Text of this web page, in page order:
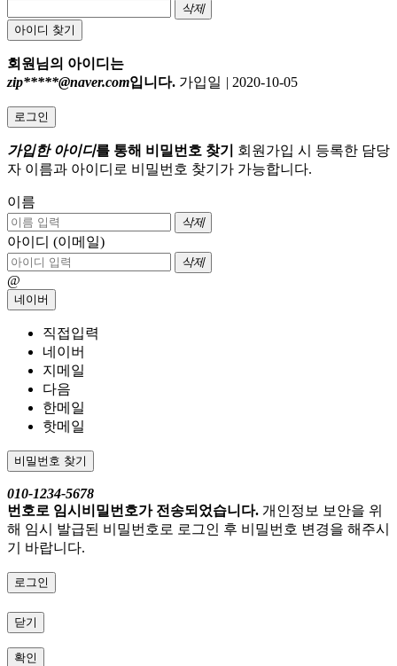
삭제
아이디 찾기
회원님의 아이디는
zip*****@naver.com입니다. 가입일 | 2020-10-05
로그인
가입한 아이디를 통해 비밀번호 찾기
회원가입 시 등록한 담당
자 이름과 아이디로 비밀번호 찾기가 가능합니다.
이름
삭제
아이디 (이메일)
삭제
@
네이버
직접입력
네이버
지메일
다음
한메일
핫메일
비밀번호 찾기
010-1234-5678
번호로 임시비밀번호가 전송되었습니다. 개인정보 보안을 위
해 임시 발급된 비밀번호로 로그인 후 비밀번호 변경을 해주시
기 바랍니다.
로그인
닫기
확인